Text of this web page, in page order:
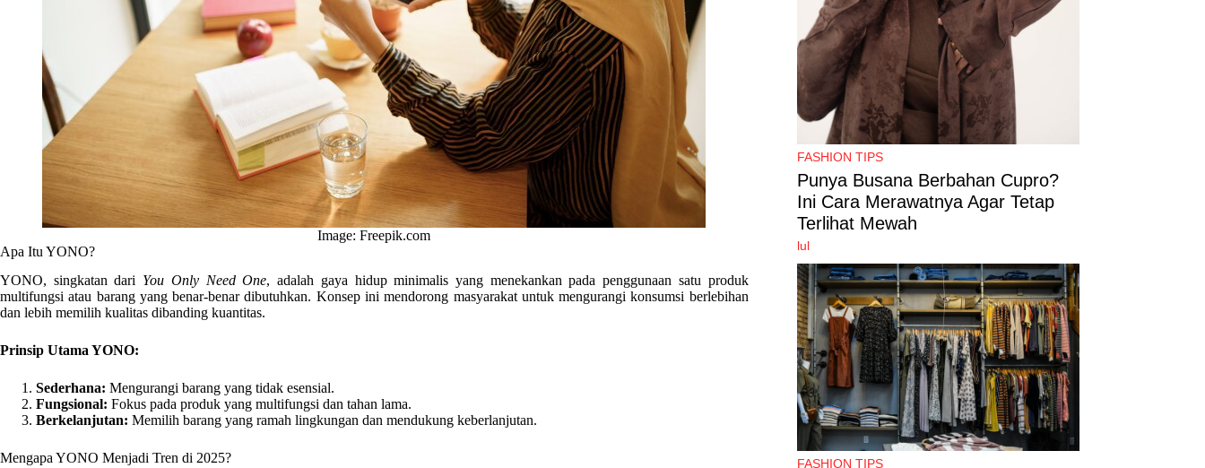
Image: Freepik.com
Apa Itu YONO?
YONO, singkatan dari You Only Need One, adalah gaya hidup minimalis yang menekankan pada penggunaan satu produk
multifungsi atau barang yang benar-benar dibutuhkan. Konsep ini mendorong masyarakat untuk mengurangi konsumsi berlebihan
dan lebih memilih kualitas dibanding kuantitas.
Prinsip Utama YONO:
Sederhana: Mengurangi barang yang tidak esensial.
Fungsional: Fokus pada produk yang multifungsi dan tahan lama.
Berkelanjutan: Memilih barang yang ramah lingkungan dan mendukung keberlanjutan.
Mengapa YONO Menjadi Tren di 2025?
FASHION TIPS
Punya Busana Berbahan Cupro?
Ini Cara Merawatnya Agar Tetap
Terlihat Mewah
lul
FASHION TIPS